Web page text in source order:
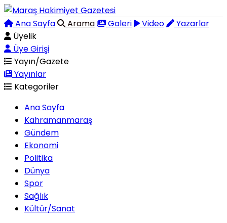
Ana Sayfa Arama Galeri Video
Yazarlar
Üyelik
Üye Girişi
Yayın/Gazete
Yayınlar
Kategoriler
Ana Sayfa
Kahramanmaraş
Gündem
Ekonomi
Politika
Dünya
Spor
Sağlık
Kültür/Sanat